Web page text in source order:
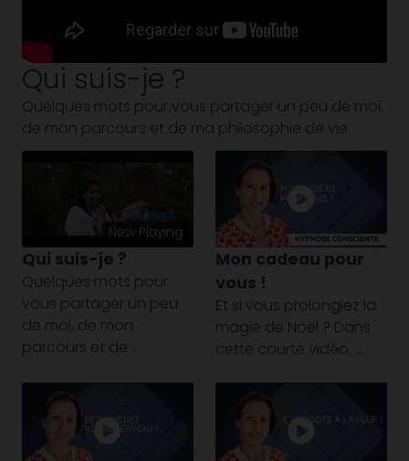
Qui suis-je ?
Quelques mots pour vous partager un peu de moi,
de mon parcours et de ma philosophie de vie.
Now Playing
Qui suis-je ?
Quelques mots pour
vous partager un peu
de moi, de mon
parcours et de ...
Mon cadeau pour
vous !
Et si vous prolongiez la
magie de Noël ? Dans
cette courte vidéo, ...